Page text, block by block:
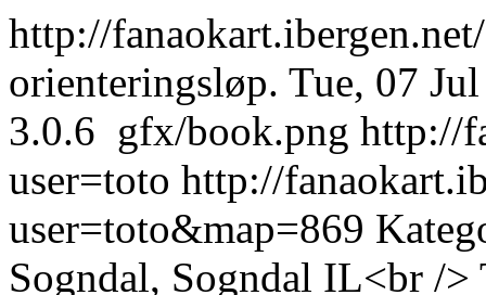
http://
orienteringsløp. Tue, 07
3.0.6 gfx/book.png http://
user=toto http://
user=toto&map=869
Sogndal, Sogndal IL<br />